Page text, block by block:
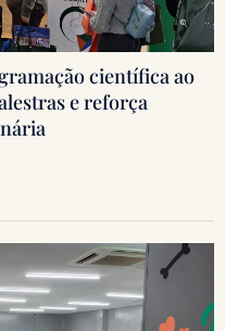
científica ao
e reforça